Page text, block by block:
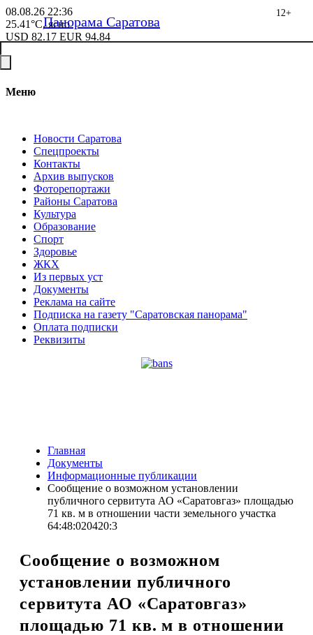
08.08.26 22:36
25.41°C, ясно
USD 82.17 EUR 94.84
Меню
Новости Саратова
Спецпроекты
Контакты
Архив выпусков
Фоторепортажи
Районы Саратова
Культура
Образование
Спорт
Здоровье
ЖКХ
Из пеpвых уст
Документы
Реклама на сайте
Подписка на газету "Саратовская панорама"
Оплата подписки
Реквизиты
Панорама Саратова
12+
Главная
Документы
Информационные публикации
Сообщение о возможном установлении
публичного сервитута АО «Саратовгаз» площадью
71 кв. м в отношении части земельного участка
64:48:020420:3
Сообщение о возможном
установлении публичного
сервитута АО «Саратовгаз»
площадью 71 кв. м в отношении